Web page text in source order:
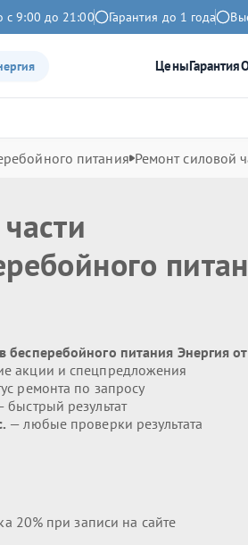
с 9:00 до 21:00 Гарантия до 1 года
ЦеныГарантия
питания Ремонт силовой
бесперебойного питания Энергия
акции и спецпредложения
ремонта по запросу
быстрый результат
— любые проверки результата
20% при записи на сайте